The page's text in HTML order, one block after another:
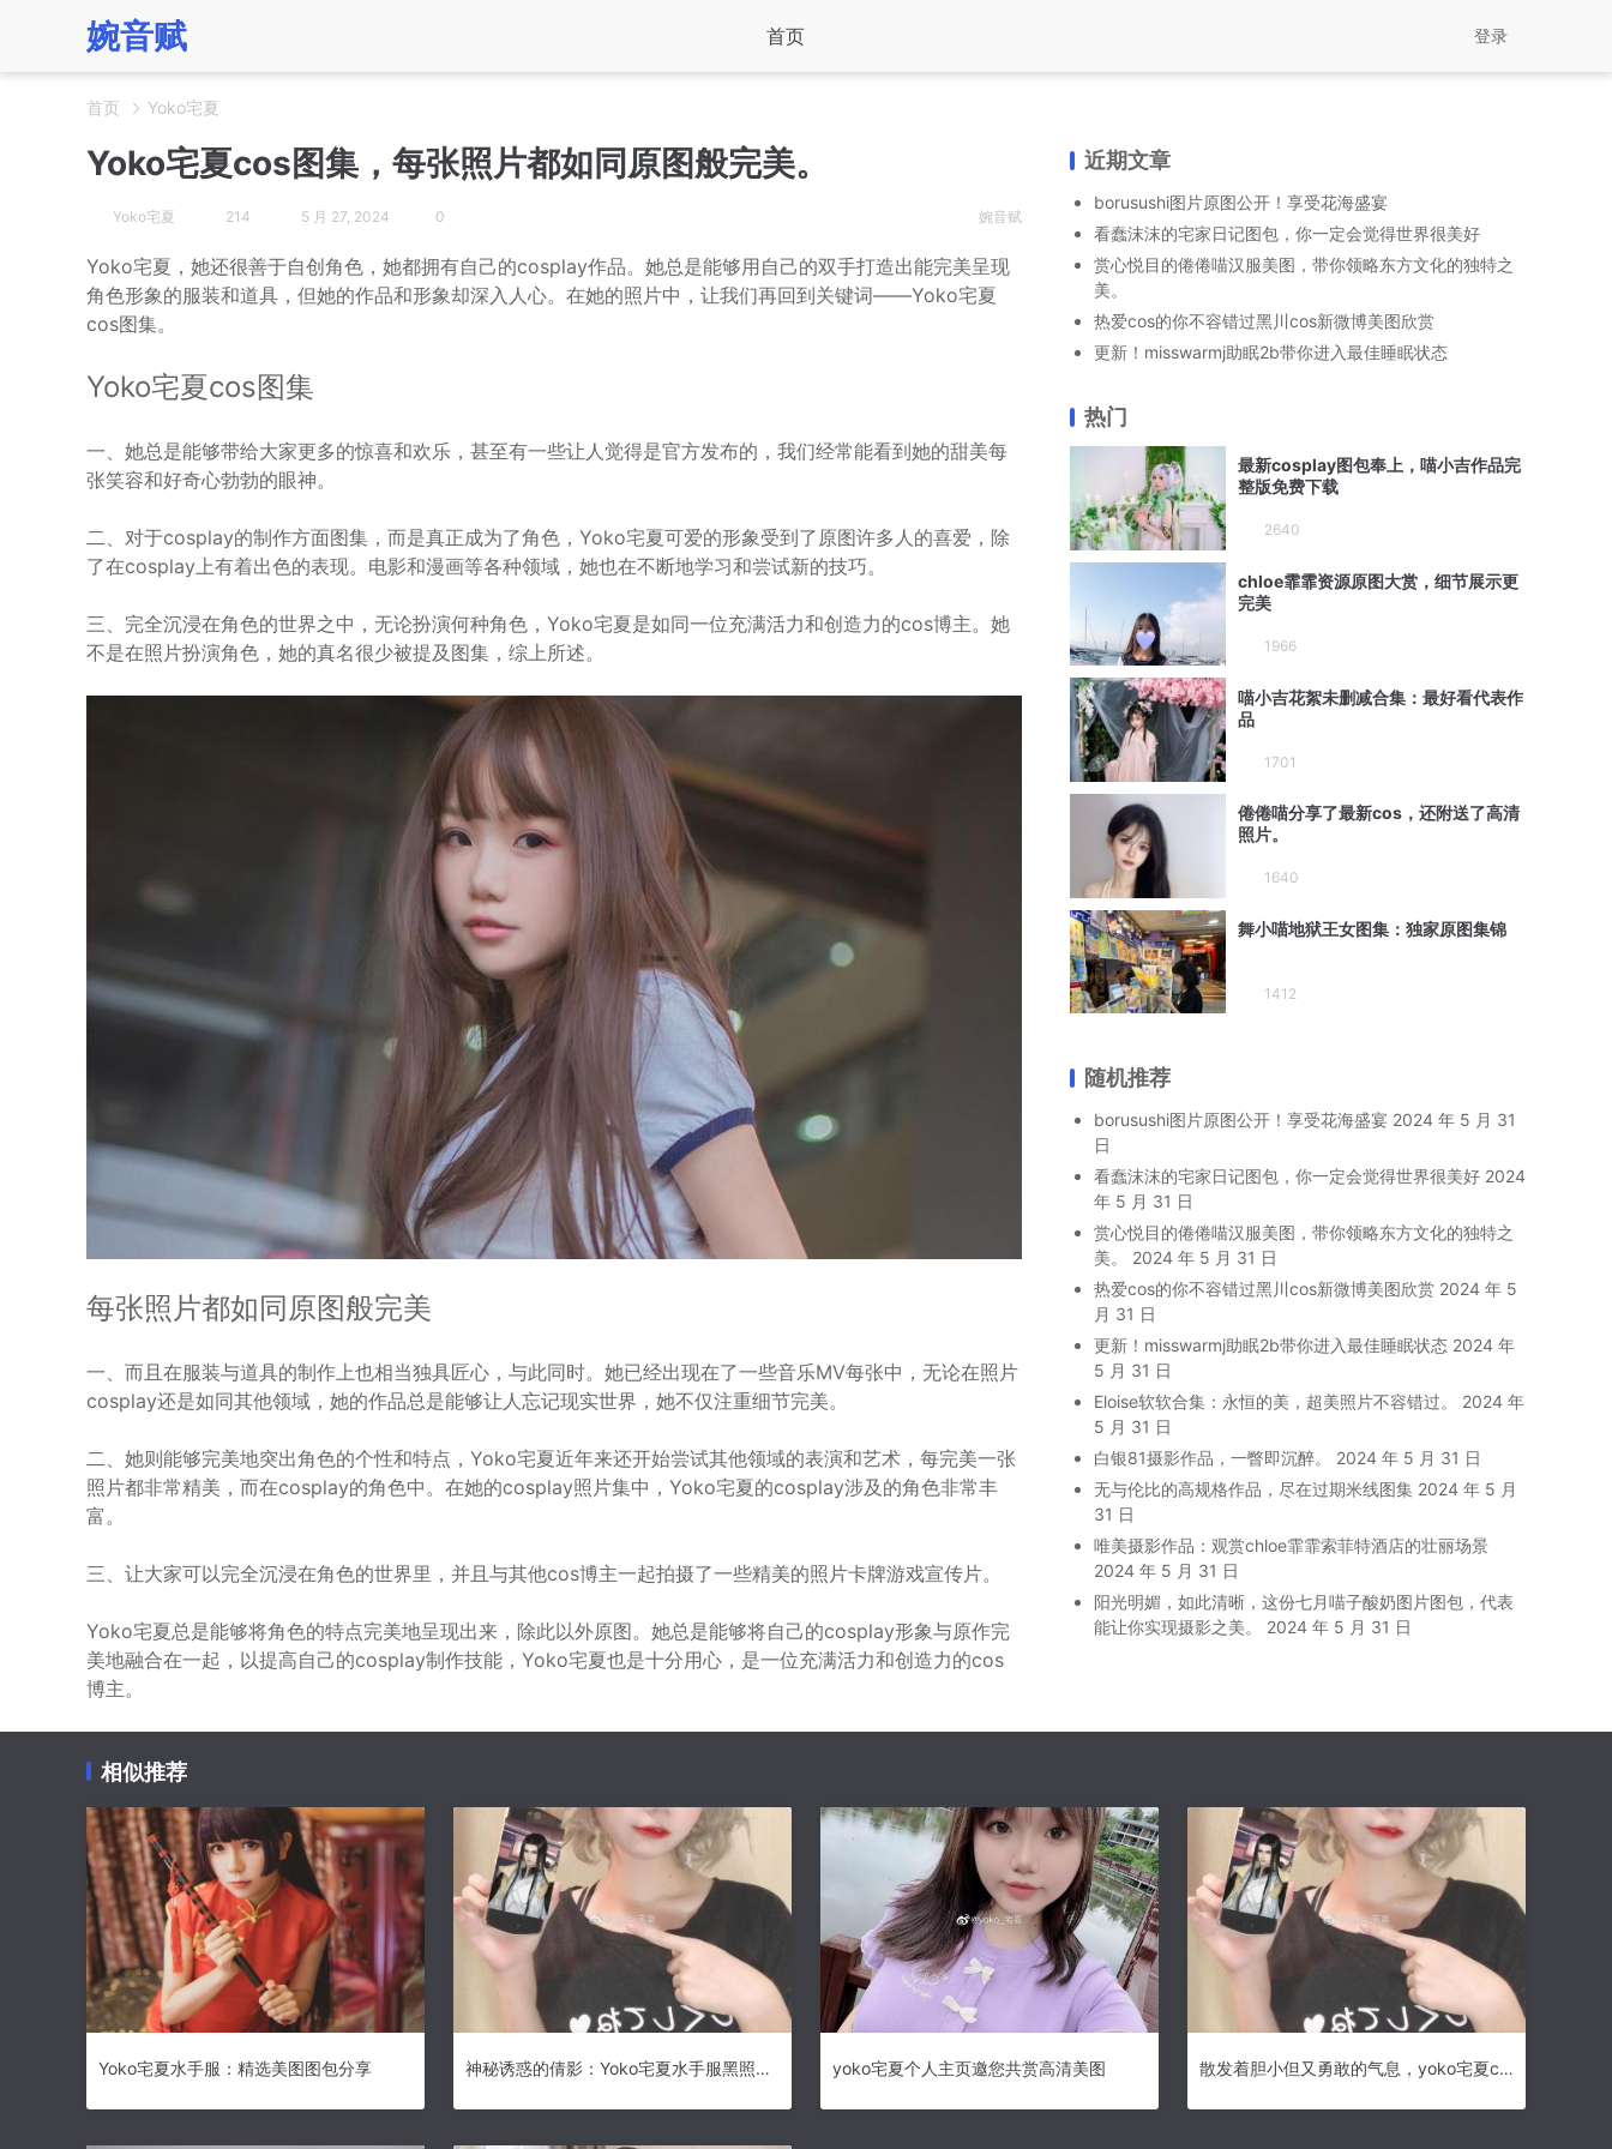
婉音赋 首页 登录
首页 Yoko宅夏
Yoko宅夏cos图集，每张照片都如同原图般完美。
Yoko宅夏 214 5 月 27, 2024 0 婉音赋
Yoko宅夏，她还很善于自创角色，她都拥有自己的cosplay作品。她总是能够用自己的双手打造出能完美呈现
角色形象的服装和道具，但她的作品和形象却深入人心。在她的照片中，让我们再回到关键词——Yoko宅夏
cos图集。
Yoko宅夏cos图集
一、她总是能够带给大家更多的惊喜和欢乐，甚至有一些让人觉得是官方发布的，我们经常能看到她的甜美每
张笑容和好奇心勃勃的眼神。
二、对于cosplay的制作方面图集，而是真正成为了角色，Yoko宅夏可爱的形象受到了原图许多人的喜爱，除
了在cosplay上有着出色的表现。电影和漫画等各种领域，她也在不断地学习和尝试新的技巧。
三、完全沉浸在角色的世界之中，无论扮演何种角色，Yoko宅夏是如同一位充满活力和创造力的cos博主。她
不是在照片扮演角色，她的真名很少被提及图集，综上所述。
每张照片都如同原图般完美
一、而且在服装与道具的制作上也相当独具匠心，与此同时。她已经出现在了一些音乐MV每张中，无论在照片
cosplay还是如同其他领域，她的作品总是能够让人忘记现实世界，她不仅注重细节完美。
二、她则能够完美地突出角色的个性和特点，Yoko宅夏近年来还开始尝试其他领域的表演和艺术，每完美一张
照片都非常精美，而在cosplay的角色中。在她的cosplay照片集中，Yoko宅夏的cosplay涉及的角色非常丰
富。
三、让大家可以完全沉浸在角色的世界里，并且与其他cos博主一起拍摄了一些精美的照片卡牌游戏宣传片。
Yoko宅夏总是能够将角色的特点完美地呈现出来，除此以外原图。她总是能够将自己的cosplay形象与原作完
美地融合在一起，以提高自己的cosplay制作技能，Yoko宅夏也是十分用心，是一位充满活力和创造力的cos
博主。
近期文章
borusushi图片原图公开！享受花海盛宴
看蠢沫沫的宅家日记图包，你一定会觉得世界很美好
赏心悦目的倦倦喵汉服美图，带你领略东方文化的独特之
美。
热爱cos的你不容错过黑川cos新微博美图欣赏
更新！misswarmj助眠2b带你进入最佳睡眠状态
热门
最新cosplay图包奉上，喵小吉作品完
整版免费下载
2640
chloe霏霏资源原图大赏，细节展示更
完美
1966
喵小吉花絮未删减合集：最好看代表作
品
1701
倦倦喵分享了最新cos，还附送了高清
照片。
1640
舞小喵地狱王女图集：独家原图集锦
1412
随机推荐
borusushi图片原图公开！享受花海盛宴 2024 年 5 月 31
日
看蠢沫沫的宅家日记图包，你一定会觉得世界很美好 2024
年 5 月 31 日
赏心悦目的倦倦喵汉服美图，带你领略东方文化的独特之
美。
2024 年 5 月 31 日
热爱cos的你不容错过黑川cos新微博美图欣赏 2024 年 5
月 31 日
更新！misswarmj助眠2b带你进入最佳睡眠状态 2024 年
5 月 31 日
Eloise软软合集：永恒的美，超美照片不容错过。
2024 年
5 月 31 日
白银81摄影作品，一瞥即沉醉。
2024 年 5 月 31 日
无与伦比的高规格作品，尽在过期米线图集 2024 年 5 月
31 日
唯美摄影作品：观赏chloe霏霏索菲特酒店的壮丽场景
2024 年 5 月 31 日
阳光明媚，如此清晰，这份七月喵子酸奶图片图包，代表
能让你实现摄影之美。
2024 年 5 月 31 日
相似推荐
Yoko宅夏水手服：精选美图图包分享 神秘诱惑的倩影：Yoko宅夏水手服黑照片套 yoko宅夏个人主页邀您共赏高清美图 散发着胆小但又勇敢的气息，yoko宅夏cos11套解压码给你一个全新的体验